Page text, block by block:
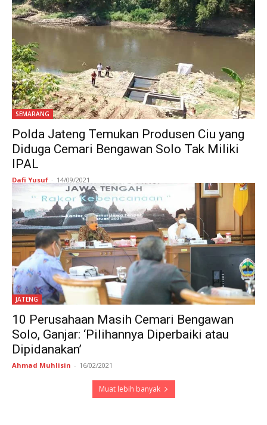
SEMARANG
Polda Jateng Temukan Produsen Ciu yang
Diduga Cemari Bengawan Solo Tak Miliki
IPAL
Dafi Yusuf - 14/09/2021
JATENG
10 Perusahaan Masih Cemari Bengawan
Solo, Ganjar: ‘Pilihannya Diperbaiki atau
Dipidanakan’
Ahmad Muhlisin - 16/02/2021
Muat lebih banyak